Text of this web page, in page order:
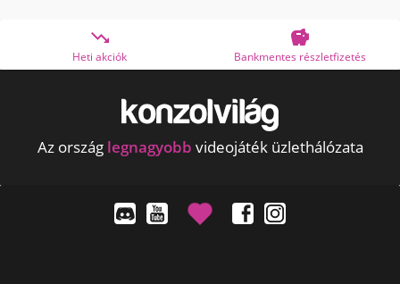

Heti akciók

Bankmentes részletfizetés
Az ország legnagyobb videojáték üzlethálózata